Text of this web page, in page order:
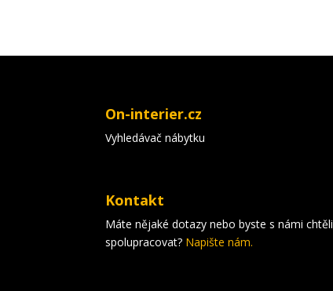
On-interier.cz
Vyhledávač nábytku
Kontakt
Máte nějaké dotazy nebo byste s námi chtěli
spolupracovat? Napište nám.